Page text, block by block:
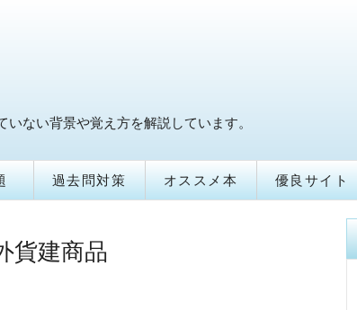
ない背景や覚え方を解説しています。
過去問対策 オススメ本 優良サイト
貨建商品